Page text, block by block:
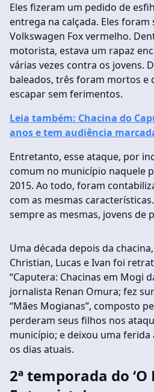
Eles fizeram um pedido de
entrega na calçada. Eles
Volkswagen Fox vermelho.
motorista, estava um rapaz
várias vezes contra os jovens.
baleados, três foram mortos e
escapar sem ferimentos.
Leia também: Chacina do
anos e tem audiência
Entretanto, esse ataque, por
comum no município naquele
2015. Ao todo, foram
com as mesmas
sempre as mesmas, jovens de
Uma década depois da
Christian, Lucas e Ivan foi
“Caputera: Chacinas em Mogi
jornalista Renan Omura; fez
“Mães Mogianas”, composto
perderam seus filhos nos
município; e deixou uma
os dias atuais.
2ª temporada do